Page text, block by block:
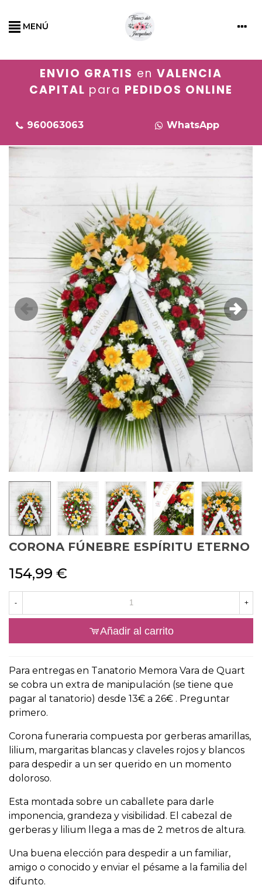
MENÚ
ENVIO GRATIS en VALENCIA
CAPITAL para PEDIDOS ONLINE
960063063 WhatsApp
CORONA FÚNEBRE ESPÍRITU ETERNO
154,99 €
- +
Añadir al carrito
Para entregas en Tanatorio Memora Vara de Quart
se cobra un extra de manipulación (se tiene que
pagar al tanatorio) desde 13€ a 26€ . Preguntar
primero.
Corona funeraria compuesta por gerberas amarillas,
lilium, margaritas blancas y claveles rojos y blancos
para despedir a un ser querido en un momento
doloroso.
Esta montada sobre un caballete para darle
imponencia, grandeza y visibilidad. El cabezal de
gerberas y lilium llega a mas de 2 metros de altura.
Una buena elección para despedir a un familiar,
amigo o conocido y enviar el pésame a la familia del
difunto.